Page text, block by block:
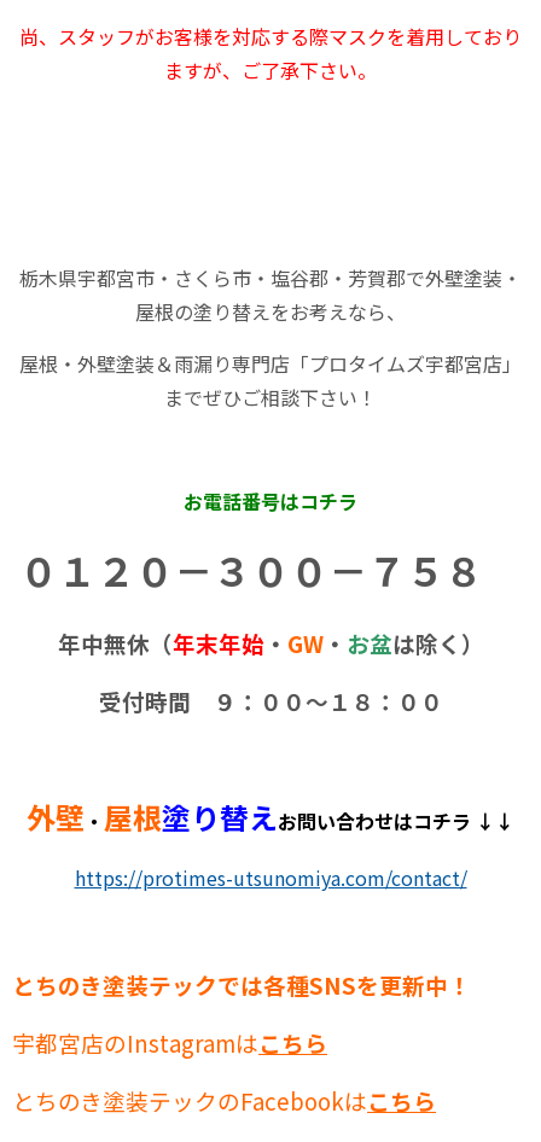
尚、スタッフがお客様を対応する際マスクを着用しており
ますが、ご了承下さい。
栃木県宇都宮市・さくら市・塩谷郡・芳賀郡で外壁塗装・
屋根の塗り替えをお考えなら、
屋根・外壁塗装＆雨漏り専門店「プロタイムズ宇都宮店」
までぜひご相談下さい！
お電話番号はコチラ
０１２０－３００－７５８
年中無休（年末年始 ・ GW・ お盆は除く）
受付時間 ９：００～１８：００
外壁 ・ 屋根塗り替えお問い合わせはコチラ ↓↓
https://protimes-utsunomiya.com/contact/
とちのき塗装テックでは各種SNSを更新中！
宇都宮店のInstagramはこちら
とちのき塗装テックのFacebookはこちら